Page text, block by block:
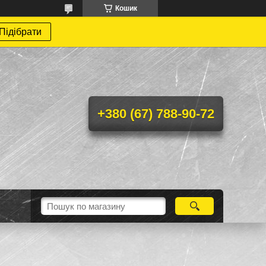
Кошик
+380 (67) 788-90-72